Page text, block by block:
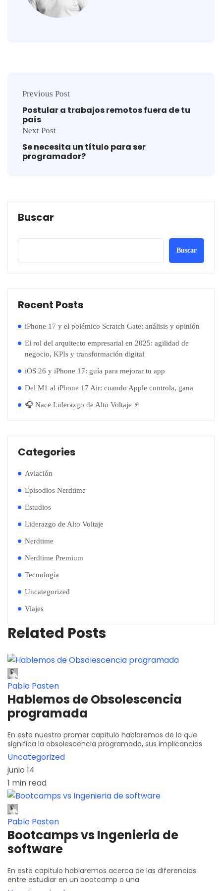
Previous Post
Postular a trabajos remotos fuera de tu
país
Next Post
Se necesita un título para ser
programador?
Buscar
Buscar
Recent Posts
iPhone 17 y el polémico Scratch Gate: análisis y opinión
El rol del arquitecto empresarial en 2025: agilidad de
negocio, KPIs y transformación digital
iOS 26 y iPhone 17: guía para mejorar tu app
Del M1 al iPhone 17 Air: cuando Apple controla, gana
🎧 Nace Liderazgo de Alto Voltaje ⚡️
Categories
Aviación
Episodios Nerdtime
Estudios
Liderazgo de Alto Voltaje
Nerdtime
Nerdtime Premium
Tecnología
Uncategorized
Viajes
Related Posts
Pablo Pasten
Hablemos de Obsolescencia
programada
En este nuestro promer capitulo hablaremos de lo que
significa la obsolescencia programada, sus implicancias
Uncategorized
junio 14
1 min read
Pablo Pasten
Bootcamps vs Ingenieria de
software
En este capitulo hablaremos acerca de las diferencias
entre estudiar en un bootcamp o una